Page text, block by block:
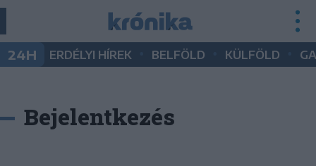
24H ERDÉLYI HÍREK BELFÖLD KÜLFÖLD
Bejelentkezés